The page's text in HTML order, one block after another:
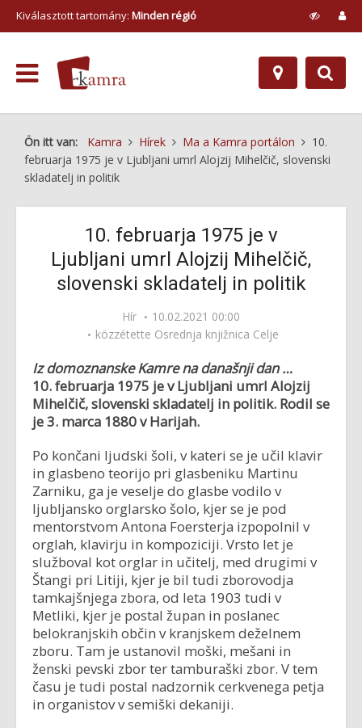
Kiválasztott tartomány: Minden régió
Ön itt van: Kamra Hírek Ma a Kamra portálon
10.
februarja 1975 je v Ljubljani umrl Alojzij Mihelčič, slovenski
skladatelj in politik
10. februarja 1975 je v
Ljubljani umrl Alojzij Mihelčič,
slovenski skladatelj in politik
Hír
10.02.2021 00:00
közzétette Osrednja knjižnica Celje
Iz domoznanske Kamre na današnji dan …
10. februarja 1975 je v Ljubljani umrl Alojzij
Mihelčič, slovenski skladatelj in politik. Rodil se
je3. marca 1880 v Harijah.
Po končani ljudski šoli, v kateri se je učil klavir
in glasbeno teorijo pri glasbeniku Martinu
Zarniku, ga je veselje do glasbe vodilo v
ljubljansko orglarsko šolo, kjer se je pod
mentorstvom Antona Foersterja izpopolnil v
orglah, klavirju in kompoziciji. Vrsto let je
služboval kot orglar in učitelj, med drugimi v
Štangi pri Litiji, kjer je bil tudi zborovodja
tamkajšnjega zbora, od leta 1903 tudi v
Metliki, kjer je postal župan in poslanec
belokranjskih občin v kranjskem deželnem
zboru. Tam je ustanovil moški, mešani in
ženski pevski zbor ter tamburaški zbor. V tem
času je tudi postal nadzornik cerkvenega petja
in organistov v semiški dekaniji.